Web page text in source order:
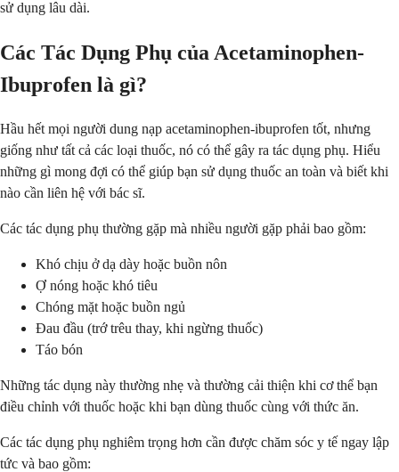
sử dụng lâu dài.
Các Tác Dụng Phụ của Acetaminophen-
Ibuprofen là gì?
Hầu hết mọi người dung nạp acetaminophen-ibuprofen tốt, nhưng
giống như tất cả các loại thuốc, nó có thể gây ra tác dụng phụ. Hiểu
những gì mong đợi có thể giúp bạn sử dụng thuốc an toàn và biết khi
nào cần liên hệ với bác sĩ.
Các tác dụng phụ thường gặp mà nhiều người gặp phải bao gồm:
Khó chịu ở dạ dày hoặc buồn nôn
Ợ nóng hoặc khó tiêu
Chóng mặt hoặc buồn ngủ
Đau đầu (trớ trêu thay, khi ngừng thuốc)
Táo bón
Những tác dụng này thường nhẹ và thường cải thiện khi cơ thể bạn
điều chỉnh với thuốc hoặc khi bạn dùng thuốc cùng với thức ăn.
Các tác dụng phụ nghiêm trọng hơn cần được chăm sóc y tế ngay lập
tức và bao gồm: